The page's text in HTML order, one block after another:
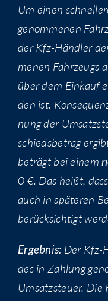
Um einen
genom­me­nen
der Kfz-Händ­ler
me­nen Fahr­zeugs
über dem Ein­kauf
den ist.
nung der
schieds­be­trag
beträgt bei einem
0 €. Das heißt,
auch in spä­te­ren
berück­sich­tigt
Ergeb­nis: Der Kfz-
des in Zah­lung
Umsatz­steu­er. Die